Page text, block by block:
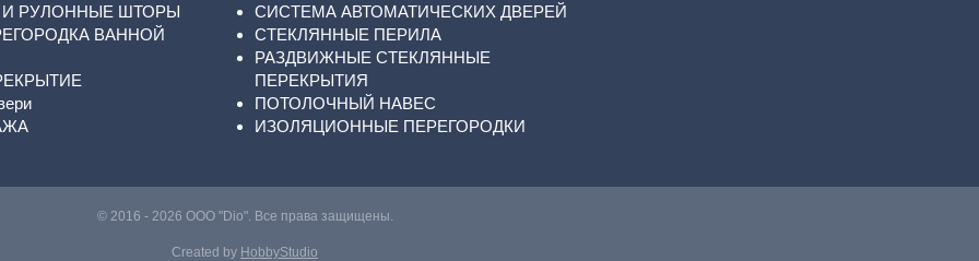
РУЛОННЫЕ ШТОРЫ
ВАННОЙ
СИСТЕМА АВТОМАТИЧЕСКИХ ДВЕРЕЙ
СТЕКЛЯННЫЕ ПЕРИЛА
РАЗДВИЖНЫЕ СТЕКЛЯННЫЕ
ПЕРЕКРЫТИЯ
ПОТОЛОЧНЫЙ НАВЕС
ИЗОЛЯЦИОННЫЕ ПЕРЕГОРОДКИ
© 2016 - 2026 ООО "Dio". Все права защищены.
Created by HobbyStudio